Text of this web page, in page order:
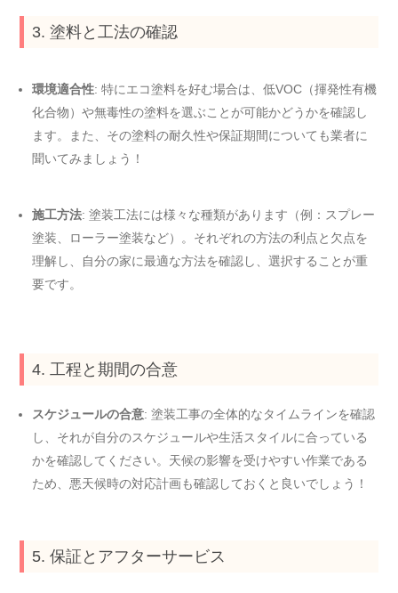
3. 塗料と工法の確認
環境適合性: 特にエコ塗料を好む場合は、低VOC（揮発性有機
化合物）や無毒性の塗料を選ぶことが可能かどうかを確認し
ます。また、その塗料の耐久性や保証期間についても業者に
聞いてみましょう！
施工方法: 塗装工法には様々な種類があります（例：スプレー
塗装、ローラー塗装など）。それぞれの方法の利点と欠点を
理解し、自分の家に最適な方法を確認し、選択することが重
要です。
4. 工程と期間の合意
スケジュールの合意: 塗装工事の全体的なタイムラインを確認
し、それが自分のスケジュールや生活スタイルに合っている
かを確認してください。天候の影響を受けやすい作業である
ため、悪天候時の対応計画も確認しておくと良いでしょう！
5. 保証とアフターサービス